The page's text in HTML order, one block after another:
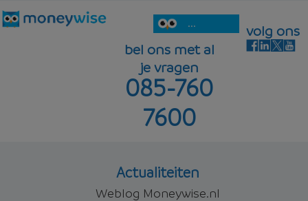
...
bel ons met al
je vragen
085-760
7600
volg ons
Actualiteiten
Weblog Moneywise.nl